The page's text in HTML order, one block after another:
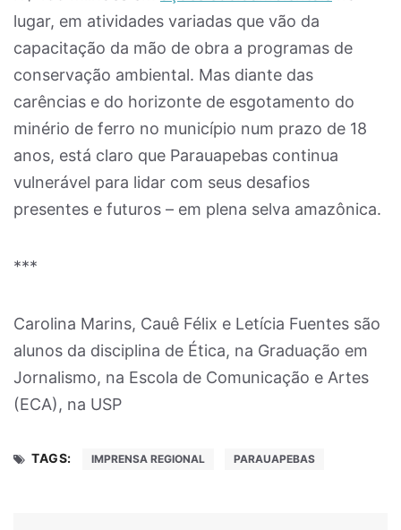
lugar, em atividades variadas que vão da
capacitação da mão de obra a programas de
conservação ambiental. Mas diante das
carências e do horizonte de esgotamento do
minério de ferro no município num prazo de 18
anos, está claro que Parauapebas continua
vulnerável para lidar com seus desafios
presentes e futuros – em plena selva amazônica.
***
Carolina Marins, Cauê Félix e Letícia Fuentes são
alunos da disciplina de Ética, na Graduação em
Jornalismo, na Escola de Comunicação e Artes
(ECA), na USP
TAGS: IMPRENSA REGIONAL PARAUAPEBAS